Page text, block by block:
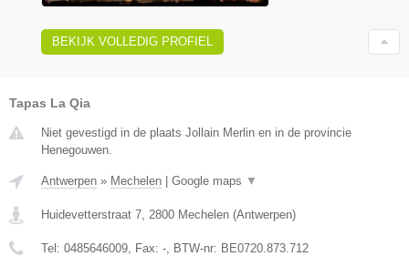
BEKIJK VOLLEDIG PROFIEL
Tapas La Qia
Niet gevestigd in de plaats Jollain Merlin en in de provincie
Henegouwen.
Antwerpen » Mechelen | Google maps ▼
Huidevetterstraat 7 2800 Mechelen (Antwerpen)
Tel: 0485646009 , Fax: - , BTW-nr: BE0720.873.712